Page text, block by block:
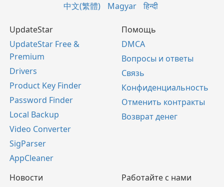
中文(繁體)
Magyar हिन्दी
UpdateStar
UpdateStar Free &
Premium
Drivers
Product Key Finder
Password Finder
Local Backup
Video Converter
SigParser
AppCleaner
Помощь
DMCA
Вопросы и ответы
Связь
Конфиденциальность
Отменить контракты
Возврат денег
Новости
Работайте с нами